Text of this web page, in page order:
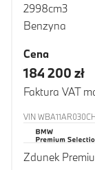
2998cm3
Benzyna
Cena
184 200 zł
Faktura VAT
VIN
Zdunek